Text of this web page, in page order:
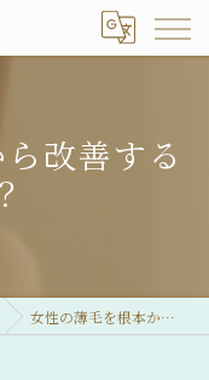
改善する
女性の薄毛を根本から改善する方法とは？